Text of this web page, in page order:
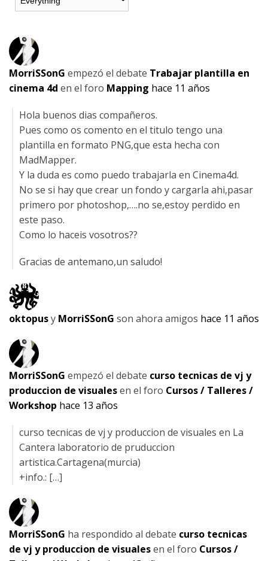
MorriSSonG empezó el debate Trabajar plantilla en
cinema 4d en el foro Mapping hace 11 años
Hola buenos dias compañeros.
Pues como os comento en el titulo tengo una
plantilla en formato PNG,que esta hecha con
MadMapper.
Y la duda es como puedo trabajarla en Cinema4d.
No se si hay que crear un fondo y cargarla ahi,pasar
primero por photoshop,….no se,estoy perdido en
este paso.
Como lo haceis vosotros??
Gracias de antemano,un saludo!
oktopusy MorriSSonG son ahora amigos hace 11 años
MorriSSonG empezó el debate curso tecnicas de vj y
produccion de visualesen el foro Cursos / Talleres /
Workshop hace 13 años
curso tecnicas de vj y produccion de visuales en La
Cantera laboratorio de pruduccion
artistica.Cartagena(murcia)
+info.: […]
MorriSSonG ha respondido al debate curso tecnicas
de vj y produccion de visualesen el foro Cursos /